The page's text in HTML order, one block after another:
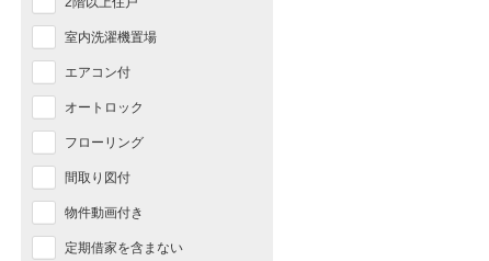
室内洗濯機置場
エアコン付
オートロック
フローリング
間取り図付
物件動画付き
定期借家を含まない